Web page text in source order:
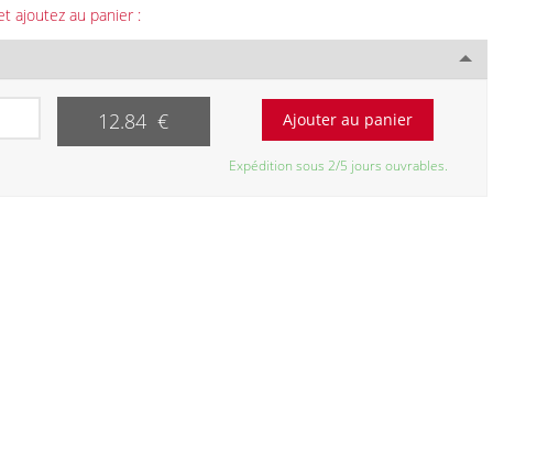
ajoutez au panier :
12.84 €
Expédition sous 2/5 jours ouvrables.